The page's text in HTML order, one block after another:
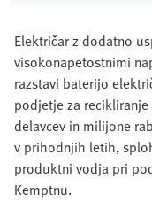
Električar z dodatno
visokonapetostnimi
razstavi baterijo
podjetje za
delavcev in milijone
v prihodnjih letih,
produktni vodja pri
Kemptnu.